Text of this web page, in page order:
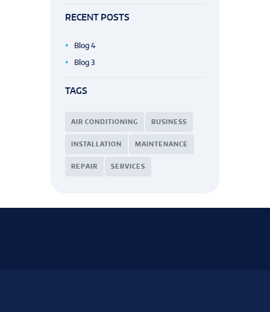
RECENT POSTS
Blog 4
Blog 3
TAGS
AIR CONDITIONING BUSINESS
INSTALLATION MAINTENANCE
REPAIR SERVICES